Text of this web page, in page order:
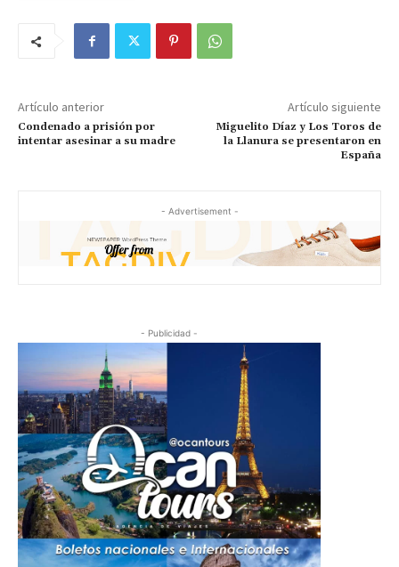
Artículo anterior
Condenado a prisión por
intentar asesinar a su madre
Artículo siguiente
Miguelito Díaz y Los Toros de
la Llanura se presentaron en
España
- Advertisement -
- Publicidad -